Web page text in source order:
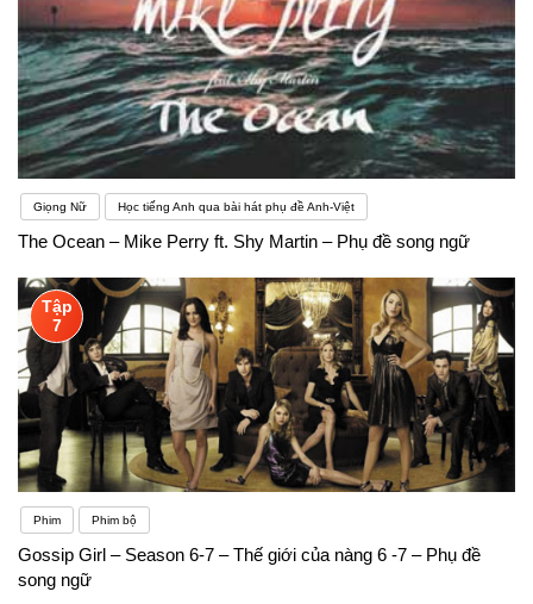
Giọng Nữ Học tiếng Anh qua bài hát phụ đề Anh-Việt
The Ocean – Mike Perry ft. Shy Martin – Phụ đề song ngữ
Tập
7
Phim Phim bộ
Gossip Girl – Season 6-7 – Thế giới của nàng 6 -7 – Phụ đề
song ngữ